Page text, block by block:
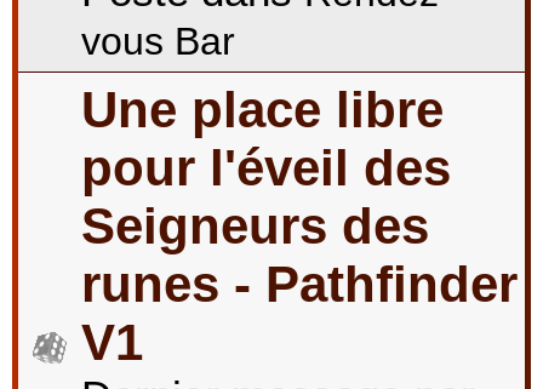
vous Bar
Une place libre
pour l'éveil des
Seigneurs des
runes - Pathfinder
V1